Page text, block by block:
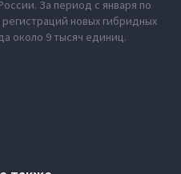
За период с января по
новых гибридных
около 9 тысяч единиц.